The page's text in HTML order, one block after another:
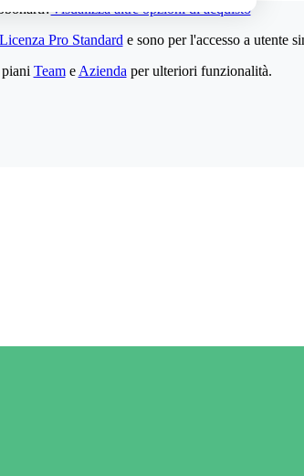
Visualizza altre opzioni di acquisto
Licenza Pro Standard e sono per l'accesso a utente
Teame Azienda per ulteriori funzionalità.